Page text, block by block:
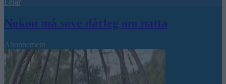
Leiar
Nokon må sove dårleg om natta
Abonnement